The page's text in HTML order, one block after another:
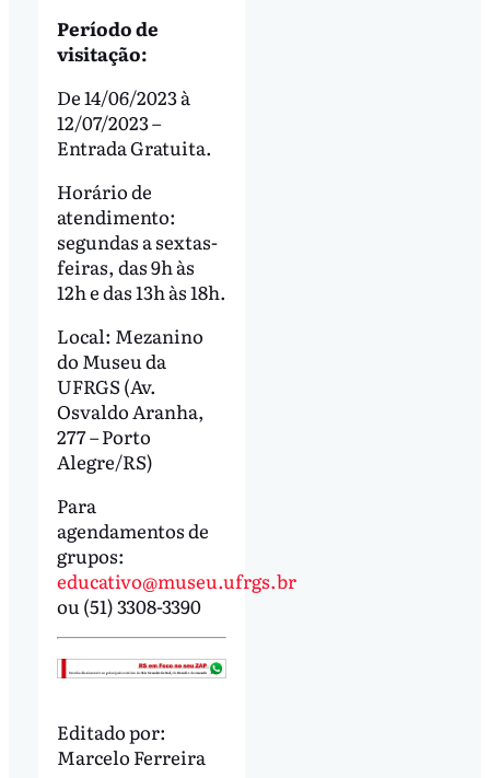
Período de
visitação:
De 14/06/2023 à
12/07/2023 –
Entrada Gratuita.
Horário de
atendimento:
segundas a sextas-
feiras, das 9h às
12h e das 13h às 18h.
Local: Mezanino
do Museu da
UFRGS (Av.
Osvaldo Aranha,
277 – Porto
Alegre/RS)
Para
agendamentos de
grupos:
educativo@museu.ufrgs.br
ou (51) 3308-3390
Editado por:
Marcelo Ferreira